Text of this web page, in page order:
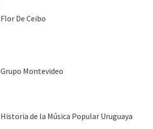
Flor De Ceibo
Grupo Montevideo
Historia de la Música Popular Uruguaya